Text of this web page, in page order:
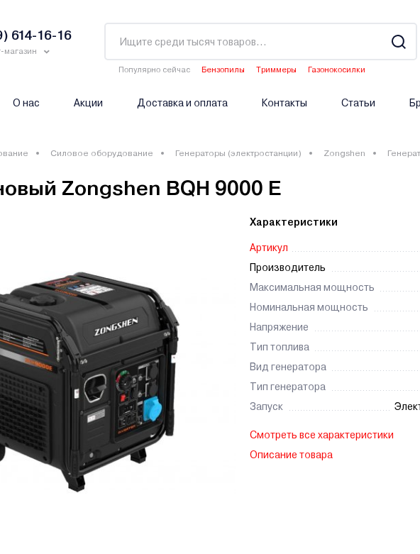
614-16-16
магазин
Популярно сейчас Бензопилы Триммеры
Газонокосилки
О нас Акции Доставка и оплата Контакты Статьи
Силовое оборудование Генераторы (электростанции) Zongshen
Zongshen BQH 9000 E
Характеристики
Артикул
Производитель
Максимальная мощность
Номинальная мощность
Напряжение
Тип топлива
Вид генератора
Тип генератора
Запуск
Смотреть все характеристики
Описание товара